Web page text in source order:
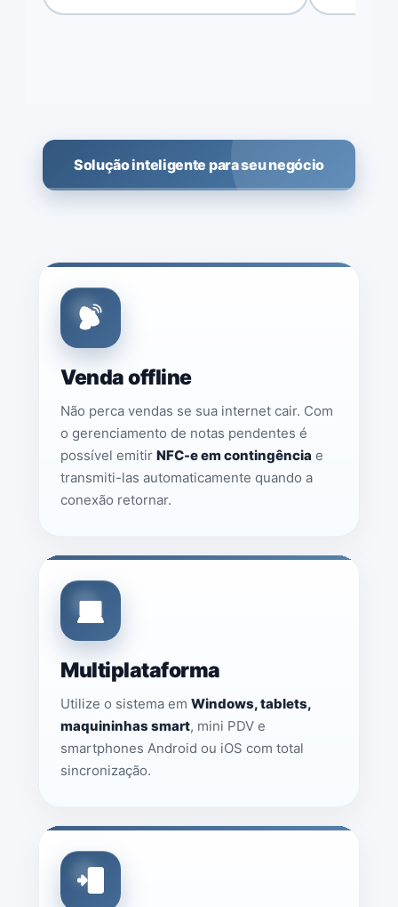
Solução inteligente para seu negócio
Venda offline
Não perca vendas se sua internet cair. Com
o gerenciamento de notas pendentes é
possível emitir NFC-e em contingência e
transmiti-las automaticamente quando a
conexão retornar.
Multiplataforma
Utilize o sistema em Windows, tablets,
maquininhas smart, mini PDV e
smartphones Android ou iOS com total
sincronização.